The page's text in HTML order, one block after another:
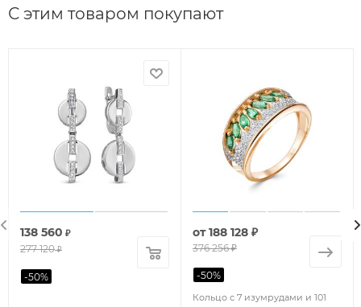
С этим товаром покупают
138 560 ₽
277 120₽
-50%
Кольцо с 7 изумрудами и 101
от188 128 ₽
376 256 ₽
-50%